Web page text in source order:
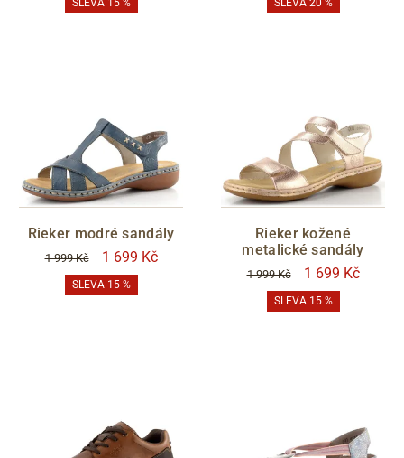
SLEVA 15 % SLEVA 20 %
Rieker modré sandály
1 999 Kč 1 699 Kč
SLEVA 15 %
Rieker kožené
metalické sandály
1 999 Kč 1 699 Kč
SLEVA 15 %